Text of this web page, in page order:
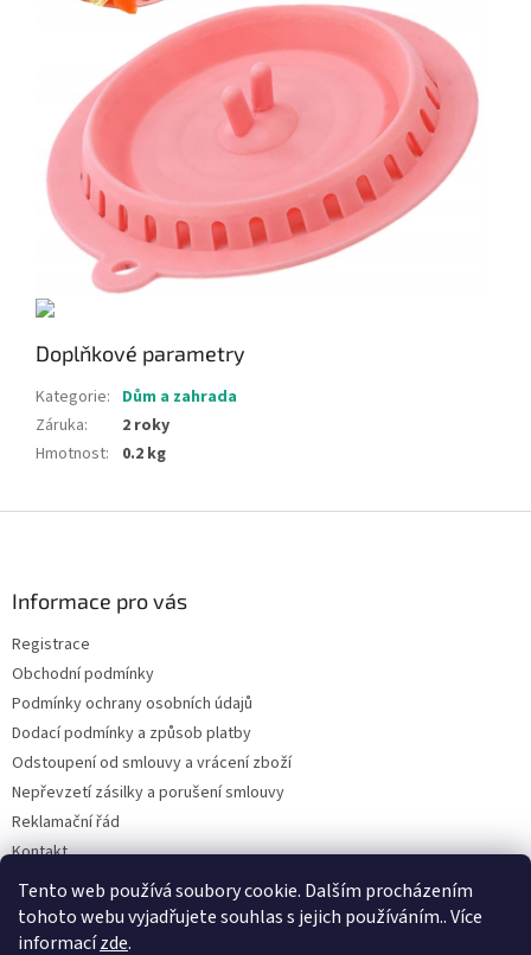
Tento web používá soubory cookie. Dalším procházením
tohoto webu vyjadřujete souhlas s jejich používáním.. Více
informacízde.
Doplňkové parametry
Kategorie: Dům a zahrada
Záruka:
2 roky
Hmotnost: 0.2 kg
Informace pro vás
Registrace
Obchodní podmínky
Podmínky ochrany osobních údajů
Dodací podmínky a způsob platby
Odstoupení od smlouvy a vrácení zboží
Nepřevzetí zásilky a porušení smlouvy
Reklamační řád
Kontakt
Napište nám